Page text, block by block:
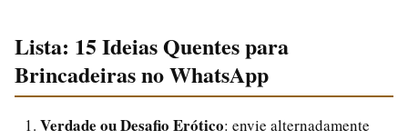
Lista: 15 Ideias Quentes para
Brincadeiras no WhatsApp
Verdade ou Desafio Erótico: envie alternadamente